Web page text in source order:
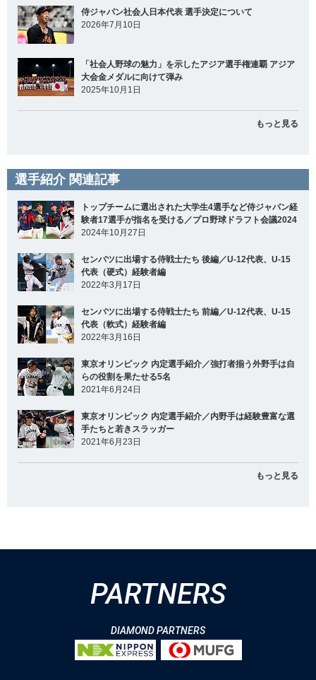
侍ジャパン社会人日本代表 選手決定について
2026年7月10日
「社会人野球の魅力」を示したアジア選手権連覇 アジア
大会金メダルに向けて弾み
2025年10月1日
もっと見る
選手紹介 関連記事
トップチームに選出された大学生4選手など侍ジャパン経
験者17選手が指名を受ける／プロ野球ドラフト会議2024
2024年10月27日
センバツに出場する侍戦士たち 後編／U-12代表、U-15
代表（硬式）経験者編
2022年3月17日
センバツに出場する侍戦士たち 前編／U-12代表、U-15
代表（軟式）経験者編
2022年3月16日
東京オリンピック 内定選手紹介／強打者揃う外野手は自
らの役割を果たせる5名
2021年6月24日
東京オリンピック 内定選手紹介／内野手は経験豊富な選
手たちと若きスラッガー
2021年6月23日
もっと見る
PARTNERS
DIAMOND PARTNERS